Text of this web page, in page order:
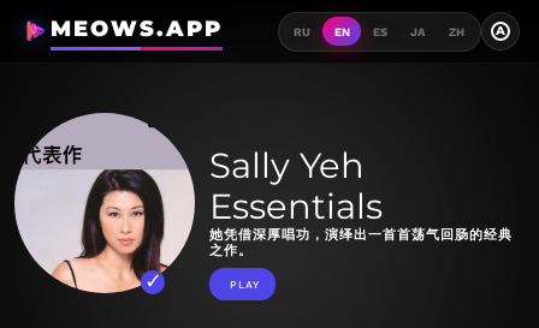
MEOWS.APP RU EN ES JA ZH A
Sally Yeh
Essentials
她凭借深厚唱功，演绎出一首首荡气回肠的经典
之作。
PLAY